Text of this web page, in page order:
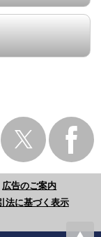
広告のご案内
法に基づく表示